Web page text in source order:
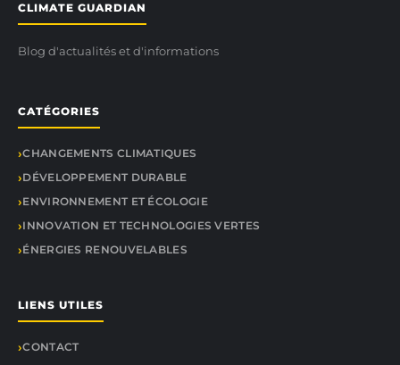
CLIMATE GUARDIAN
Blog d'actualités et d'informations
CATÉGORIES
CHANGEMENTS CLIMATIQUES
DÉVELOPPEMENT DURABLE
ENVIRONNEMENT ET ÉCOLOGIE
INNOVATION ET TECHNOLOGIES VERTES
ÉNERGIES RENOUVELABLES
LIENS UTILES
CONTACT